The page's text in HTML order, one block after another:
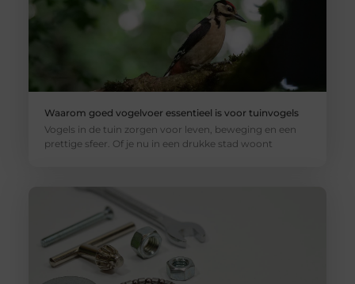
Waarom goed vogelvoer essentieel is voor tuinvogels
Vogels in de tuin zorgen voor leven, beweging en een
prettige sfeer. Of je nu in een drukke stad woont